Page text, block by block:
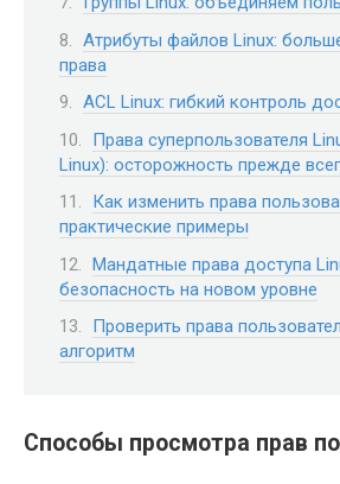
Атрибуты файлов Linux:
права
ACL Linux: гибкий контроль
Права суперпользователя
Linux): осторожность прежде
Как изменить права
практические примеры
Мандатные права доступа
безопасность на новом уровне
Проверить права
алгоритм
Способы просмотра прав